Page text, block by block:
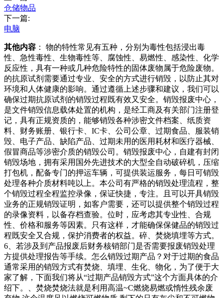
仓储物品
下一篇:
电脑
其他内容 ： 物的特性常见有五种，分别为毒性包括浸出毒
性、急性毒性、生物毒性等、腐蚀性、易燃性、感染性、化学
反应性，具有一种或几种危险特性的固体废物属于危险废物。
的抗原试剂需要通过专业、安全的方式进行销毁，以防止其对
环境和人体健康的影响。通过遵循上述步骤和建议，我们可以
确保过期抗原试剂的销毁过程既有效又安全。销毁报废中心，
是文件销毁信息载体处置的机构，是经工商及有关部门注册登
记，具有正规资质的，能够销毁各种涉密文件档案、纸质资
料、财务账册、银行卡、IC卡、公司公章、过期食品、服装销
毁、电子产品、缺陷产品、过期未用的医用耗材和医疗器械、
假冒商品等涉密介质的销毁公司。销毁报废中心，自建有封闭
销毁场地，拥有采用国外先进技术的大型全自动破碎机，压缩
打包机，配备专门的押运车辆，可提供装运服务，每日可销毁
处理各种介质材料吨以上。本公司有严格的销毁处理流程，整
个销毁过程全程监控录像，保证快捷，专注。且可以开具销毁
业务的正规销毁证明，如客户需要，还可以提供整个销毁过程
的录像资料，以备存档查验。位时，应考虑其专业性、合规
性、价格和服务等因素。只有这样，才能确保保健品的销毁过
程既安全又合规，保护消费者的权益。碎、焚烧填埋等方式。
6、若涉及到产品报废后财务核销部门是否需要报废销毁处理
方提供处理报告等手续。怎么销毁过期产品？对于过期的食品
通常采用的销毁方式有焚烧、填埋、生化、物化，为了便于大
家了解，下面我们将从“过期产品销毁方式”这个方面具体的介
绍下。、焚烧焚烧法就是利用高温~C燃烧易燃或惰性残余废